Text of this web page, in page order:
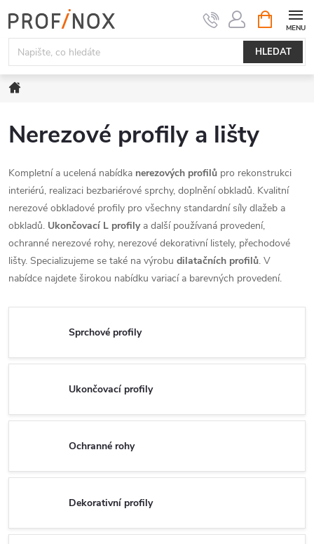
na
obsah
HLEDAT
NÁKUPNÍ
KOŠÍK
Nerezové profily a lišty
Kompletní a ucelená nabídka nerezových profilů pro rekonstrukci
interiérú, realizaci bezbariérové sprchy, doplnění obkladů. Kvalitní
nerezové obkladové profily pro všechny standardní síly dlažeb a
obkladů. Ukončovací L profilya další používaná provedení,
ochranné nerezové rohy, nerezové dekorativní listely, přechodové
lišty. Specializujeme se také na výrobu dilatačních profilů. V
nabídce najdete širokou nabídku variací a barevných provedení.
Sprchové profily
Ukončovací profily
Ochranné rohy
Dekorativní profily